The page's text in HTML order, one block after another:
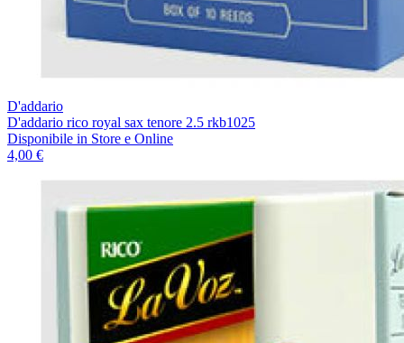
D'addario
D'addario rico royal sax tenore 2.5 rkb1025
Disponibile in Store e Online
4,00 €